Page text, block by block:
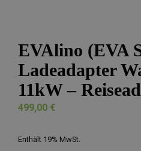
EVAlino (EVA
Ladeadapter
11kW –
499,00 €
Enthält 19% MwSt.